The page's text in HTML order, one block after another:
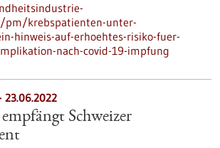
pm/krebspatienten-unter-
hinweis-auf-erhoehtes-risiko-fuer-
nach-covid-19-impfung
Schweizer